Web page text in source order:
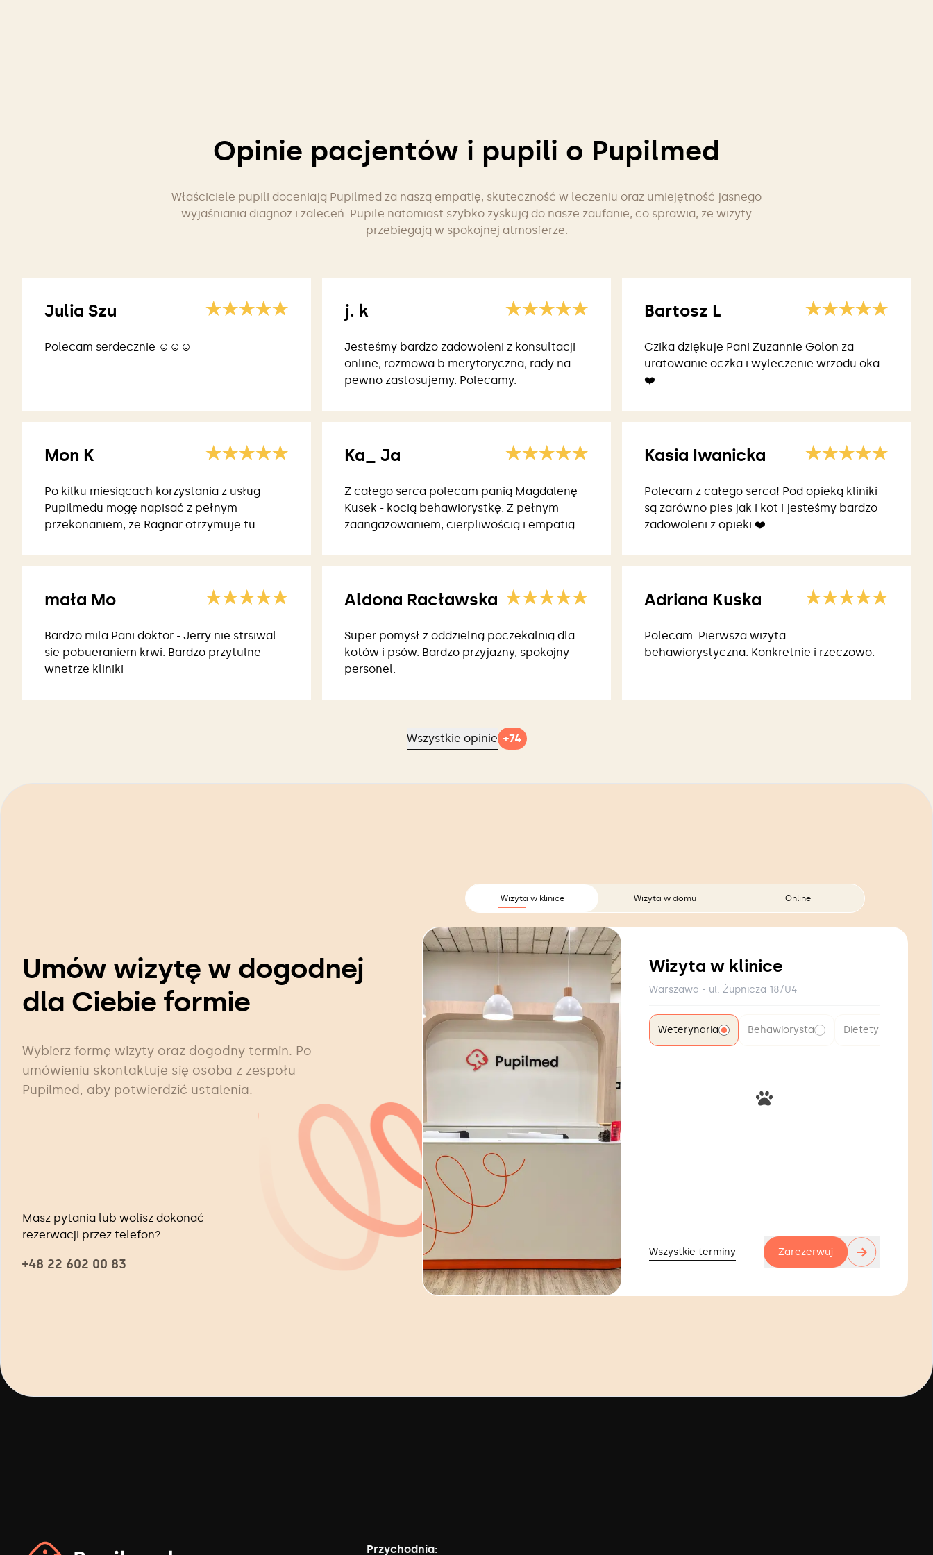
Opinie pacjentów i pupili o Pupilmed
Właściciele pupili doceniają Pupilmed za naszą empatię, skuteczność w leczeniu oraz umiejętność jasnego
wyjaśniania diagnoz i zaleceń. Pupile natomiast szybko zyskują do nasze zaufanie, co sprawia, że wizyty
przebiegają w spokojnej atmosferze.
Julia Szu
Polecam serdecznie ☺️☺️☺️
j. k
Jesteśmy bardzo zadowoleni z konsultacji
online, rozmowa b.merytoryczna, rady na
pewno zastosujemy. Polecamy.
Bartosz L
Czika dziękuje Pani Zuzannie Golon za
uratowanie oczka i wyleczenie wrzodu oka
❤️
Mon K
Po kilku miesiącach korzystania z usług
Pupilmedu mogę napisać z pełnym
przekonaniem, że Ragnar otrzymuje tu
Ka_ Ja
Z całego serca polecam panią Magdalenę
Kusek - kocią behawiorystkę. Z pełnym
zaangażowaniem, cierpliwością i empatią
Kasia Iwanicka
Polecam z całego serca! Pod opieką kliniki
są zarówno pies jak i kot i jesteśmy bardzo
zadowoleni z opieki ❤️
mała Mo
Bardzo mila Pani doktor - Jerry nie strsiwal
sie pobueraniem krwi. Bardzo przytulne
wnetrze kliniki
Aldona Racławska
Super pomysł z oddzielną poczekalnią dla
kotów i psów. Bardzo przyjazny, spokojny
personel.
Adriana Kuska
Polecam. Pierwsza wizyta
behawiorystyczna. Konkretnie i rzeczowo.
Wszystkie opinie +74
Umów wizytę w dogodnej
dla Ciebie formie
Wybierz formę wizyty oraz dogodny termin. Po
umówieniu skontaktuje się osoba z zespołu
Pupilmed, aby potwierdzić ustalenia.
Masz pytania lub wolisz dokonać
rezerwacji przez telefon?
+48 22 602 00 83
Wizyta w klinice Wizyta w domu Online
Wizyta w klinice
Warszawa - ul. Żupnicza 18/U4
Weterynaria Behawiorysta Dietetyk
Wszystkie terminy Zarezerwuj →
Przychodnia: